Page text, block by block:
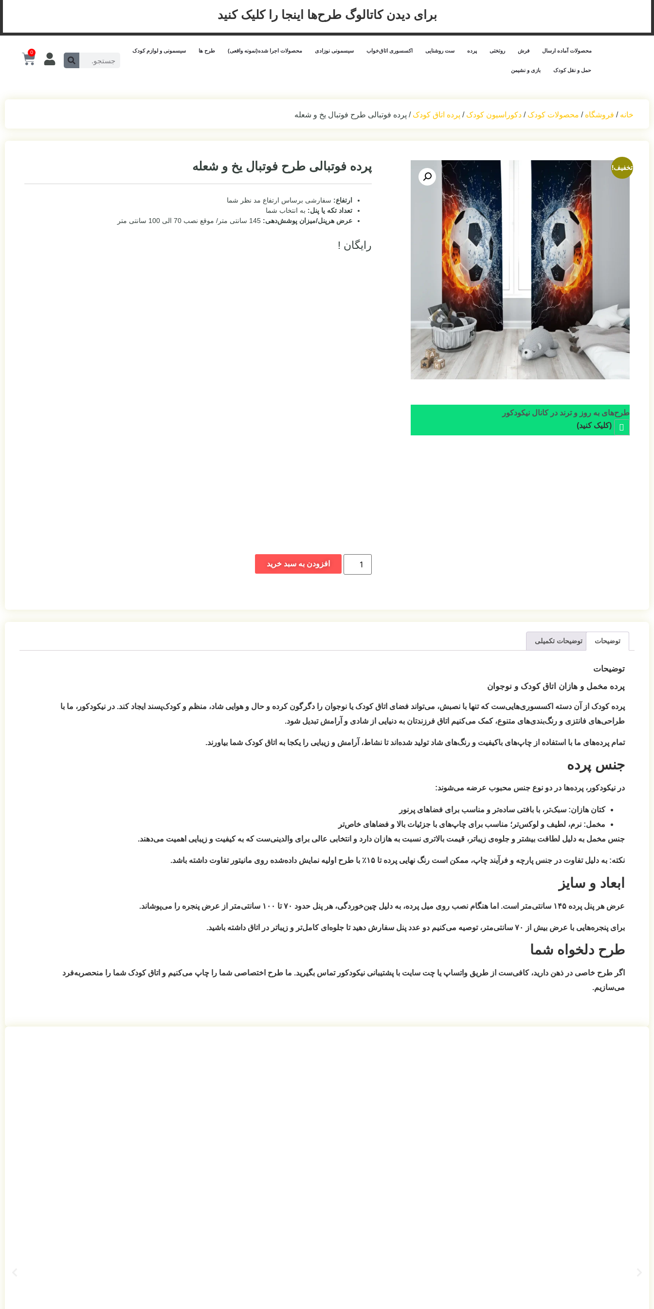
برای دیدن کاتالوگ طرح‌ها اینجا را کلیک کنید
محصولات آماده ارسال فرش روتختی پرده ست روشنایی اکسسوری اتاق‌خواب سیسمونی نوزادی محصولات اجرا شده(نمونه واقعی) طرح ها سیسمونی و لوازم کودک
حمل‌ و نقل کودک بازی و نشیمن
0
خانه / فروشگاه / محصولات کودک / دکوراسیون کودک / پرده اتاق کودک / پرده فوتبالی طرح فوتبال یخ و شعله
تخفیف!
طرح‌های به روز و ترند در کانال نیکودکور
(کلیک کنید)
پرده فوتبالی طرح فوتبال یخ و شعله
ارتفاع: سفارشی برساس ارتفاع مد نظر شما
تعداد تکه یا پنل: به انتخاب شما
عرض هرپنل/میزان پوشش‌دهی: 145 سانتی متر/ موقع نصب 70 الی 100 سانتی متر
رایگان !
افزودن به سبد خرید
توضیحات توضیحات تکمیلی
توضیحات
پرده مخمل و هازان اتاق کودک و نوجوان
پرده کودک از آن دسته اکسسوری‌هایی‌ست که تنها با نصبش، می‌تواند فضای اتاق کودک یا نوجوان را دگرگون کرده و حال و هوایی شاد، منظم و کودک‌پسند ایجاد کند. در نیکودکور، ما با
طراحی‌های فانتزی و رنگ‌بندی‌های متنوع، کمک می‌کنیم اتاق فرزندتان به دنیایی از شادی و آرامش تبدیل شود.
تمام پرده‌های ما با استفاده از چاپ‌های باکیفیت و رنگ‌های شاد تولید شده‌اند تا نشاط، آرامش و زیبایی را یکجا به اتاق کودک شما بیاورند.
جنس پرده
در نیکودکور، پرده‌ها در دو نوع جنس محبوب عرضه می‌شوند:
کتان هازان: سبک‌تر، با بافتی ساده‌تر و مناسب برای فضاهای پرنور
مخمل: نرم، لطیف و لوکس‌تر؛ مناسب برای چاپ‌های با جزئیات بالا و فضاهای خاص‌تر
جنس مخمل به دلیل لطافت بیشتر و جلوه‌ی زیباتر، قیمت بالاتری نسبت به هازان دارد و انتخابی عالی برای والدینی‌ست که به کیفیت و زیبایی اهمیت می‌دهند.
نکته: به دلیل تفاوت در جنس پارچه و فرآیند چاپ، ممکن است رنگ نهایی پرده تا ۱۵٪ با طرح اولیه نمایش داده‌شده روی مانیتور تفاوت داشته باشد.
ابعاد و سایز
عرض هر پنل پرده ۱۴۵ سانتی‌متر است. اما هنگام نصب روی میل پرده، به دلیل چین‌خوردگی، هر پنل حدود ۷۰ تا ۱۰۰ سانتی‌متر از عرض پنجره را می‌پوشاند.
برای پنجره‌هایی با عرض بیش از ۷۰ سانتی‌متر، توصیه می‌کنیم دو عدد پنل سفارش دهید تا جلوه‌ای کامل‌تر و زیباتر در اتاق داشته باشید.
طرح دلخواه شما
اگر طرح خاصی در ذهن دارید، کافی‌ست از طریق واتساپ یا چت سایت با پشتیبانی نیکودکور تماس بگیرید. ما طرح اختصاصی شما را چاپ می‌کنیم و اتاق کودک شما را منحصربه‌فرد
می‌سازیم.